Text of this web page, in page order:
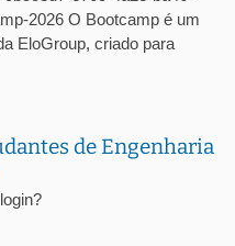
2026 O Bootcamp é um
EloGroup, criado para
de Engenharia